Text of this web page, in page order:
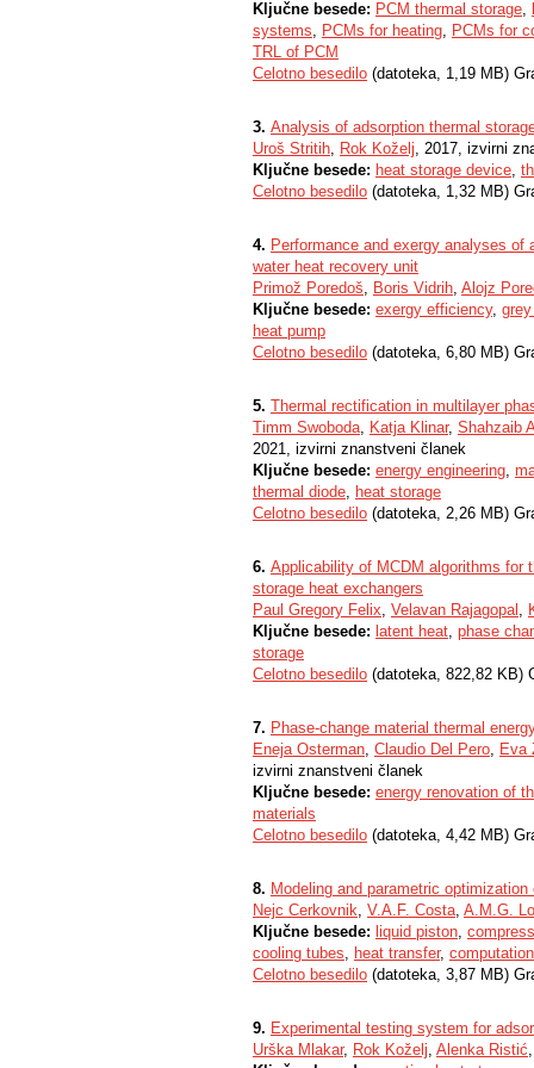
Ključne besede: PCM thermal storage,
systems, PCMs for heating, PCMs for
TRL of PCM
Celotno besedilo (datoteka, 1,19 MB)
3. Analysis of adsorption thermal
Uroš Stritih, Rok Koželj, 2017, izvirni
Ključne besede: heat storage device,
Celotno besedilo (datoteka, 1,32 MB)
4. Performance and exergy analyses
water heat recovery unit
Primož Poredoš, Boris Vidrih, Alojz
Ključne besede: exergy efficiency,
heat pump
Celotno besedilo (datoteka, 6,80 MB)
5. Thermal rectification in multilayer
Timm Swoboda, Katja Klinar, Shahzaib
2021, izvirni znanstveni članek
Ključne besede: energy engineering,
thermal diode, heat storage
Celotno besedilo (datoteka, 2,26 MB)
6. Applicability of MCDM algorithms for
storage heat exchangers
Paul Gregory Felix, Velavan Rajagopal ,
Ključne besede: latent heat, phase
storage
Celotno besedilo (datoteka, 822,82 KB)
7. Phase-change material thermal
Eneja Osterman, Claudio Del Pero, Eva
izvirni znanstveni članek
Ključne besede: energy renovation of
materials
Celotno besedilo (datoteka, 4,42 MB)
8. Modeling and parametric
Nejc Cerkovnik, V.A.F. Costa, A.M.G.
Ključne besede: liquid piston,
cooling tubes, heat transfer,
Celotno besedilo (datoteka, 3,87 MB)
9. Experimental testing system for
Urška Mlakar, Rok Koželj, Alenka Ristić